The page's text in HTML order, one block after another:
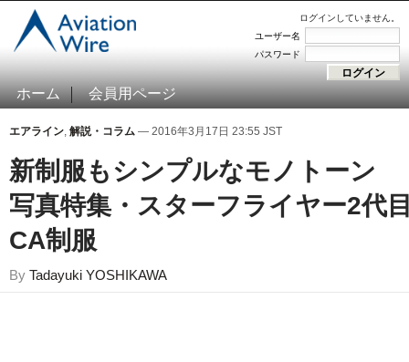
ログインしていません。
ユーザー名
パスワード
ホーム 会員用ページ
エアライン, 解説・コラム — 2016年3月17日 23:55 JST
新制服もシンプルなモノトーン
写真特集・スターフライヤー2代
CA制服
By Tadayuki YOSHIKAWA